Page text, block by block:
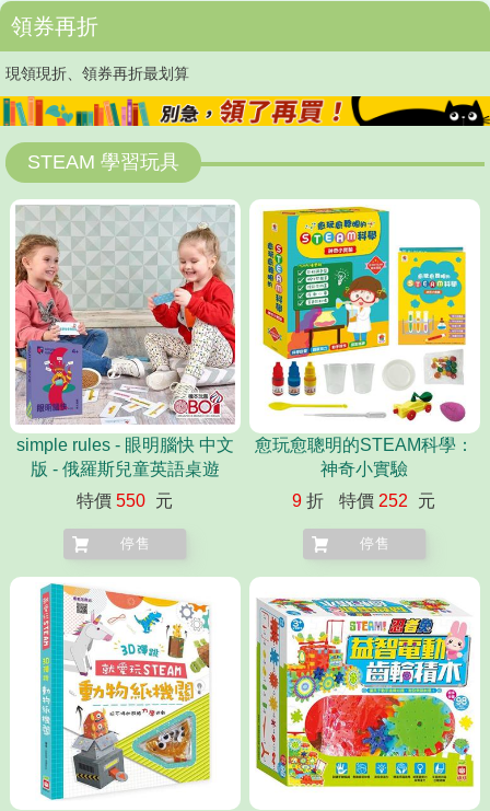
領券再折
現領現折、領券再折最划算
STEAM 學習玩具
simple rules - 眼明腦快 中文
版 - 俄羅斯兒童英語桌遊
特價 550 元
停售
愈玩愈聰明的STEAM科學：
神奇小實驗
9 折 特價 252 元
停售